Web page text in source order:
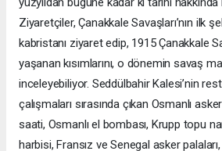
Ziyaretçiler, Çanakkale Savaşları’nın ilk
kabristanı ziyaret edip, 1915 Çanakkale
yaşanan kısımlarını, o dönemin savaş
inceleyebiliyor. Seddülbahir Kalesi’nin
çalışmaları sırasında çıkan Osmanlı
saati, Osmanlı el bombası, Krupp topu
harbisi, Fransız ve Senegal asker